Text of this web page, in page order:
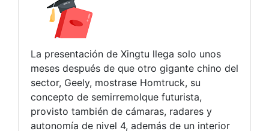
La presentación de Xingtu llega solo unos
meses después de que otro gigante chino del
sector, Geely, mostrase Homtruck, su
concepto de semirremolque futurista,
provisto también de cámaras, radares y
autonomía de nivel 4, además de un interior